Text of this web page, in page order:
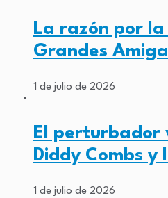
La razón por la
Grandes
1 de julio de 2026
El perturbador
Diddy Combs y
1 de julio de 2026